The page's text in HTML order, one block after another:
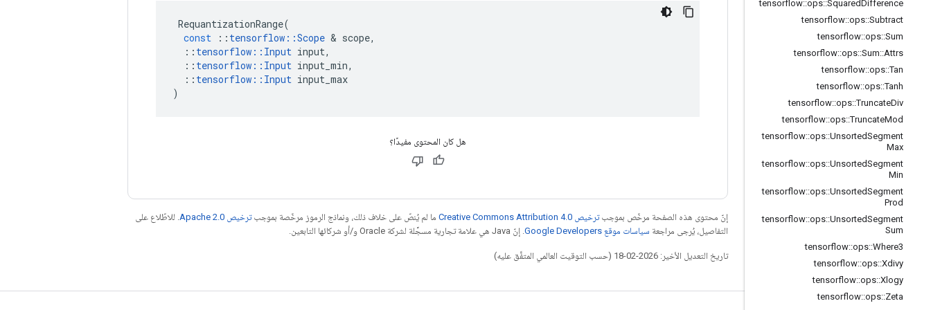
tensorflow::ops::SquaredDifference
tensorflow::ops::Subtract
tensorflow::ops::Sum
tensorflow::ops::Sum::Attrs
tensorflow::ops::Tan
tensorflow::ops::Tanh
tensorflow::ops::TruncateDiv
tensorflow::ops::TruncateMod
tensorflow::ops::UnsortedSegment
Max
tensorflow::ops::UnsortedSegment
Min
tensorflow::ops::UnsortedSegment
Prod
tensorflow::ops::UnsortedSegment
Sum
tensorflow::ops::Where3
tensorflow::ops::Xdivy
tensorflow::ops::Xlogy
tensorflow::ops::Zeta
RequantizationRange(
const
:: tensorflow ::Scope & scope,
:: tensorflow :: Input input,
:: tensorflow :: Input input_min,
:: tensorflow :: Input input_max
)
هل كان المحتوى مفيدًا؟
إنّ محتوى هذه الصفحة مرخّص بموجبترخيص Creative Commons Attribution 4.0‏ ما لم يُنصّ على خلاف ذلك، ونماذج الرموز مرخّصة بموجبترخيص Apache 2.0‏
. للاطّلاع على
التفاصيل، يُرجى مراجعة سياسات موقع Google Developers‏ . إنّ Java هي علامة تجارية مسجَّلة لشركة Oracle و/أو شركائها التابعين.
تاريخ التعديل الأخير: 2026-02-18 (حسب التوقيت العالمي المتفَّق عليه)